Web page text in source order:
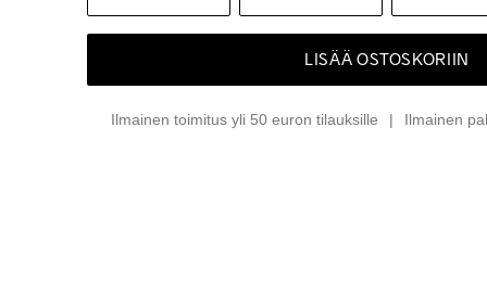
LISÄÄ OSTOSKORIIN
Ilmainen toimitus yli 50 euron tilauksille Ilmainen